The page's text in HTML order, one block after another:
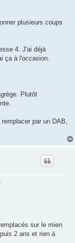
plusieurs coups
4. J'ai déjà
ça à l'occasion.
Plutôt
par un DAB,
sur le mien
2 ans et rien à